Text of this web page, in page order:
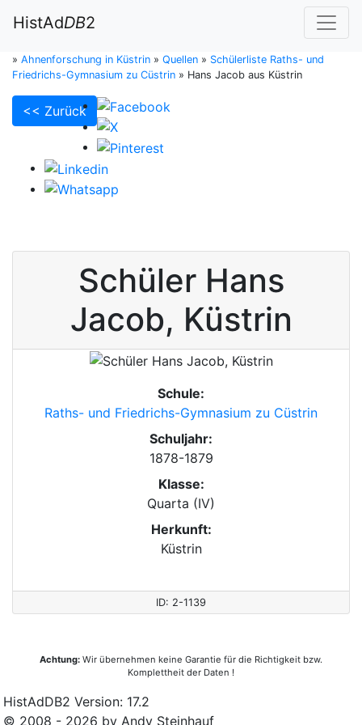
HistAdDB2
» Ahnenforschung in Küstrin » Quellen » Schülerliste Raths- und
Friedrichs-Gymnasium zu Cüstrin » Hans Jacob aus Küstrin
<< Zurück
Schüler Hans
Jacob, Küstrin
Schule:
Raths- und Friedrichs-Gymnasium zu Cüstrin
Schuljahr:
1878-1879
Klasse:
Quarta (IV)
Herkunft:
Küstrin
ID: 2-1139
Achtung: Wir übernehmen keine Garantie für die Richtigkeit bzw.
Komplettheit der Daten !
HistAdDB2 Version: 17.2
© 2008 - 2026 by Andy Steinhauf